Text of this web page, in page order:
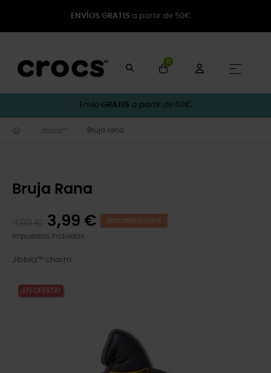
ENVÍOS GRATIS a partir de 50€
0
☰
Envío GRATIS a partir de 50€.
Jibbitz™ Bruja rana
Bruja Rana
3,99 € DESCUENTO 1,00 €
Impuestos incluidos
Jibbitz™ charm.
¡EN OFERTA!